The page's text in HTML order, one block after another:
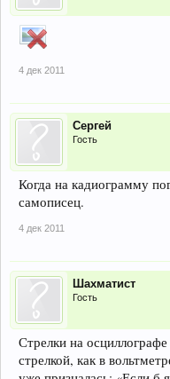
4 дек 2011
Сергей
Гость
Когда на кадиограмму
самописец.
4 дек 2011
Шахматист
Гость
Стрелки на
стрелкой, как в